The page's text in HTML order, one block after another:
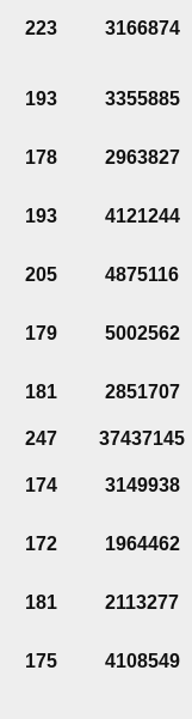
223 3166874
193 3355885
178 2963827
193 4121244
205 4875116
179 5002562
181 2851707
247
37437145
174 3149938
172 1964462
181 2113277
175 4108549